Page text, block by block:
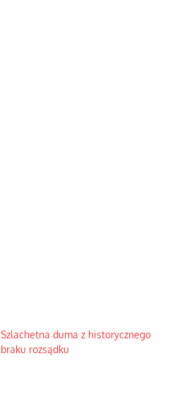
Szlachetna duma z historycznego
braku rozsądku